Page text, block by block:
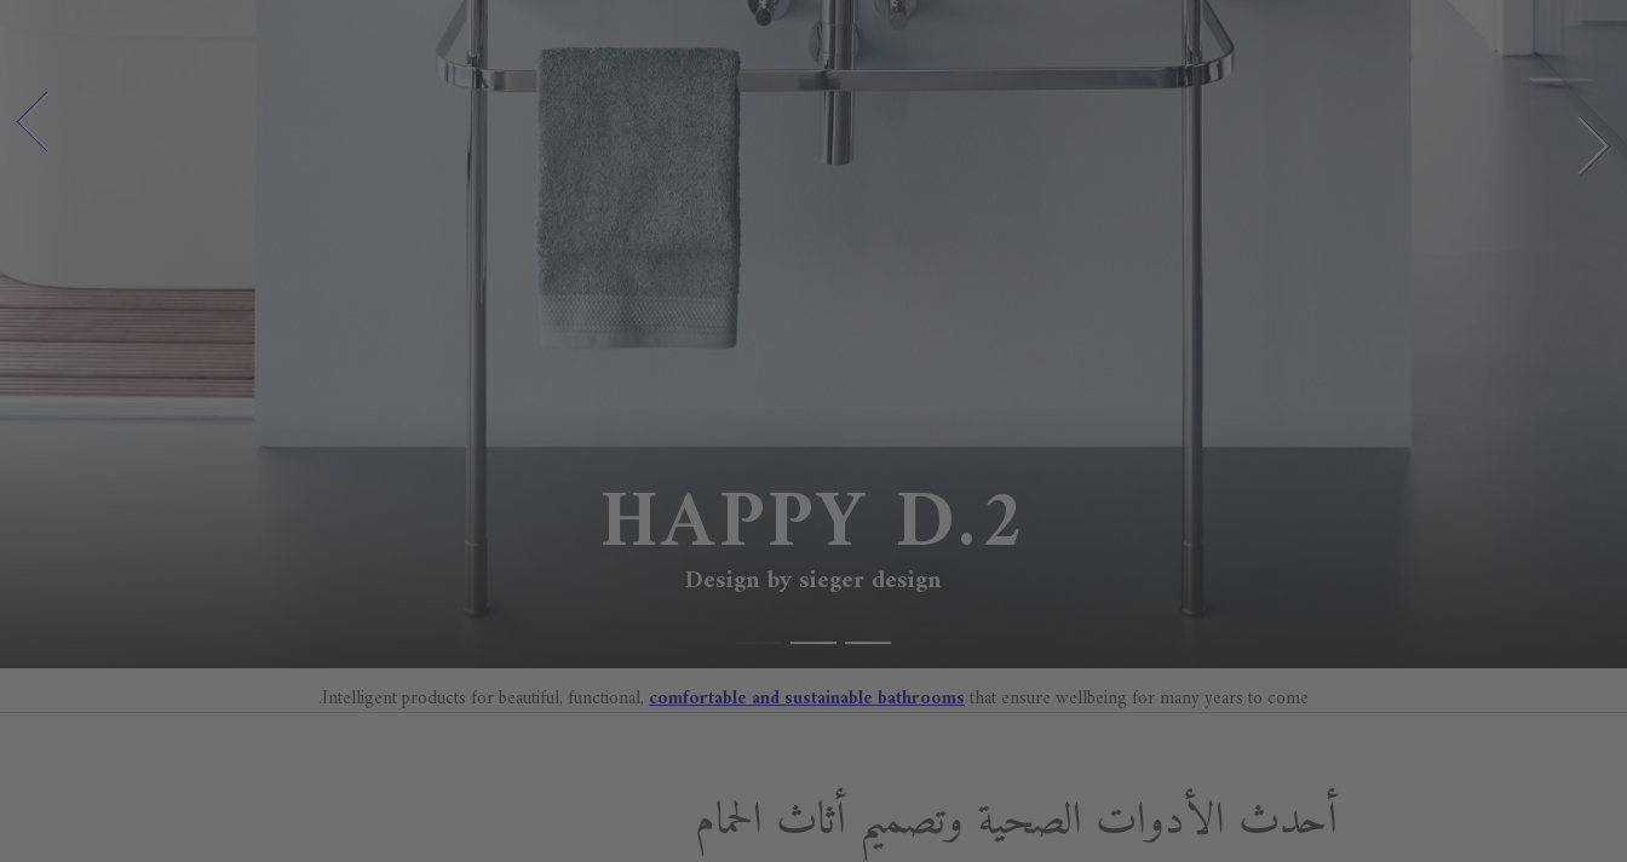
HAPPY D.2
Design by sieger design
Intelligent products for beautiful, functional,comfortable and sustainable bathroomsthat ensure wellbeing for many years to come.
أحدث الأدوات الصحية وتصميم أثاث الحمام